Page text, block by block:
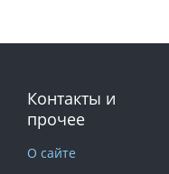
Контакты и
прочее
О сайте